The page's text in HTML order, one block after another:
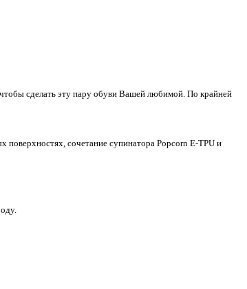
сделать эту пару обуви Вашей любимой. По крайней
сочетание супинатора Popcorn E-TPU и